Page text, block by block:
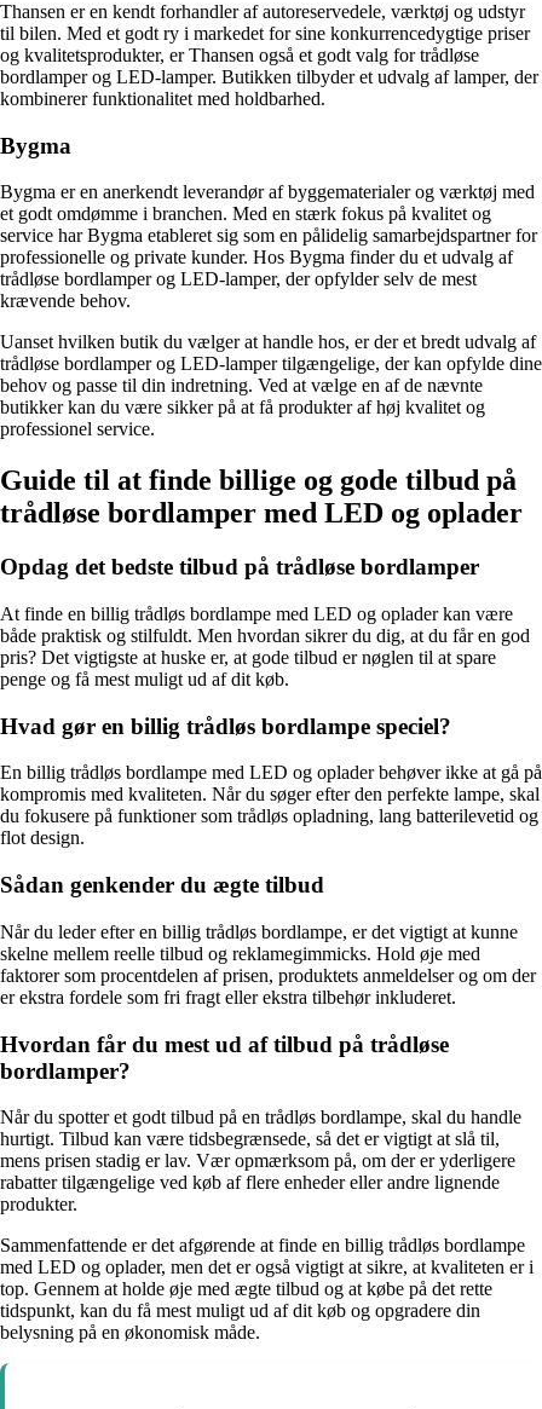
Thansen er en kendt forhandler af autoreservedele, værktøj og udstyr
til bilen. Med et godt ry i markedet for sine konkurrencedygtige priser
og kvalitetsprodukter, er Thansen også et godt valg for trådløse
bordlamper og LED-lamper. Butikken tilbyder et udvalg af lamper, der
kombinerer funktionalitet med holdbarhed.
Bygma
Bygma er en anerkendt leverandør af byggematerialer og værktøj med
et godt omdømme i branchen. Med en stærk fokus på kvalitet og
service har Bygma etableret sig som en pålidelig samarbejdspartner for
professionelle og private kunder. Hos Bygma finder du et udvalg af
trådløse bordlamper og LED-lamper, der opfylder selv de mest
krævende behov.
Uanset hvilken butik du vælger at handle hos, er der et bredt udvalg af
trådløse bordlamper og LED-lamper tilgængelige, der kan opfylde dine
behov og passe til din indretning. Ved at vælge en af de nævnte
butikker kan du være sikker på at få produkter af høj kvalitet og
professionel service.
Guide til at finde billige og gode tilbud på
trådløse bordlamper med LED og oplader
Opdag det bedste tilbud på trådløse bordlamper
At finde en billig trådløs bordlampe med LED og oplader kan være
både praktisk og stilfuldt. Men hvordan sikrer du dig, at du får en god
pris? Det vigtigste at huske er, at gode tilbud er nøglen til at spare
penge og få mest muligt ud af dit køb.
Hvad gør en billig trådløs bordlampe speciel?
En billig trådløs bordlampe med LED og oplader behøver ikke at gå på
kompromis med kvaliteten. Når du søger efter den perfekte lampe, skal
du fokusere på funktioner som trådløs opladning, lang batterilevetid og
flot design.
Sådan genkender du ægte tilbud
Når du leder efter en billig trådløs bordlampe, er det vigtigt at kunne
skelne mellem reelle tilbud og reklamegimmicks. Hold øje med
faktorer som procentdelen af prisen, produktets anmeldelser og om der
er ekstra fordele som fri fragt eller ekstra tilbehør inkluderet.
Hvordan får du mest ud af tilbud på trådløse
bordlamper?
Når du spotter et godt tilbud på en trådløs bordlampe, skal du handle
hurtigt. Tilbud kan være tidsbegrænsede, så det er vigtigt at slå til,
mens prisen stadig er lav. Vær opmærksom på, om der er yderligere
rabatter tilgængelige ved køb af flere enheder eller andre lignende
produkter.
Sammenfattende er det afgørende at finde en billig trådløs bordlampe
med LED og oplader, men det er også vigtigt at sikre, at kvaliteten er i
top. Gennem at holde øje med ægte tilbud og at købe på det rette
tidspunkt, kan du få mest muligt ud af dit køb og opgradere din
belysning på en økonomisk måde.